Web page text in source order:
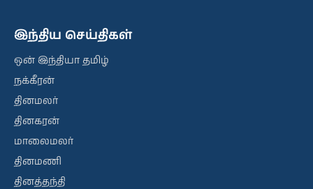
இந்திய செய்திகள்
ஒன் இந்தியா தமிழ்
நக்கீரன்
தினமலர்
தினகரன்
மாலைமலர்
தினமணி
தினத்தந்தி